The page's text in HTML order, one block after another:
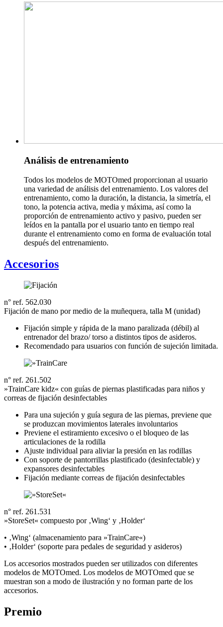
Análisis de entrenamiento
Todos los modelos de MOTOmed proporcionan al usuario
una variedad de análisis del entrenamiento. Los valores del
entrenamiento, como la duración, la distancia, la simetría, el
tono, la potencia activa, media y máxima, así como la
proporción de entrenamiento activo y pasivo, pueden ser
leídos en la pantalla por el usuario tanto en tiempo real
durante el entrenamiento como en forma de evaluación total
después del entrenamiento.
Accesorios
n° ref. 562.030
Fijación de mano por medio de la muñequera, talla M (unidad)
Fijación simple y rápida de la mano paralizada (débil) al
entrenador del brazo/ torso a distintos tipos de asideros.
Recomendado para usuarios con función de sujeción limitada.
n° ref. 261.502
»TrainCare kidz« con guías de piernas plastificadas para niños y
correas de fijación desinfectables
Para una sujeción y guía segura de las piernas, previene que
se produzcan movimientos laterales involuntarios
Previene el estiramiento excesivo o el bloqueo de las
articulaciones de la rodilla
Ajuste individual para aliviar la presión en las rodillas
Con soporte de pantorrillas plastificado (desinfectable) y
expansores desinfectables
Fijación mediante correas de fijación desinfectables
n° ref. 261.531
»StoreSet« compuesto por ‚Wing‘ y ‚Holder‘
• ‚Wing‘ (almacenamiento para »TrainCare«)
• ‚Holder‘ (soporte para pedales de seguridad y asideros)
Los accesorios mostrados pueden ser utilizados con diferentes
modelos de MOTOmed. Los modelos de MOTOmed que se
muestran son a modo de ilustración y no forman parte de los
accesorios.
Premio